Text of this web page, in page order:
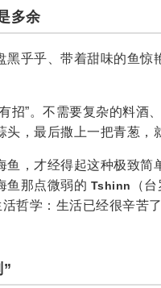
多余
乎乎、带着甜味的鱼惊
招”。不需要复杂的料酒
，最后撒上一把青葱，
，才经得起这种极致简
鱼那点微弱的 Tshinn
（
哲学：生活已经很辛苦